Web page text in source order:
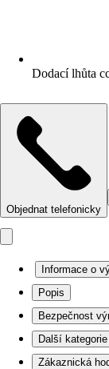
Dodací lhůta
Objednat telefonicky
Informace o
Popis
Bezpečnost
Další kategorie
Zákaznická